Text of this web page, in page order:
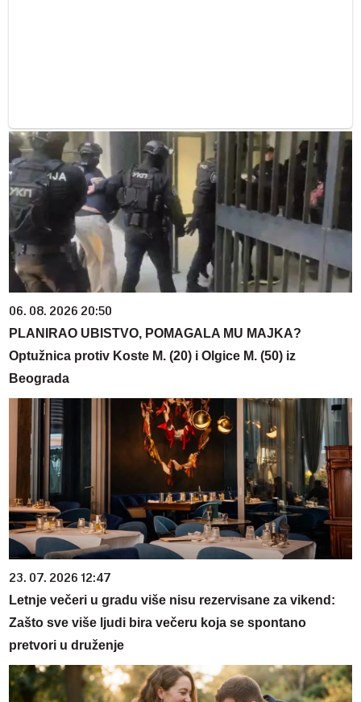
06. 08. 2026 20:50
PLANIRAO UBISTVO, POMAGALA MU MAJKA?
Optužnica protiv Koste M. (20) i Olgice M. (50) iz
Beograda
23. 07. 2026 12:47
Letnje večeri u gradu više nisu rezervisane za vikend:
Zašto sve više ljudi bira večeru koja se spontano
pretvori u druženje